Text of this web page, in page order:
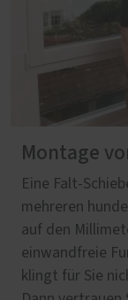
Montage
Eine Falt-
mehreren
auf den
einwandfreie
klingt für Sie